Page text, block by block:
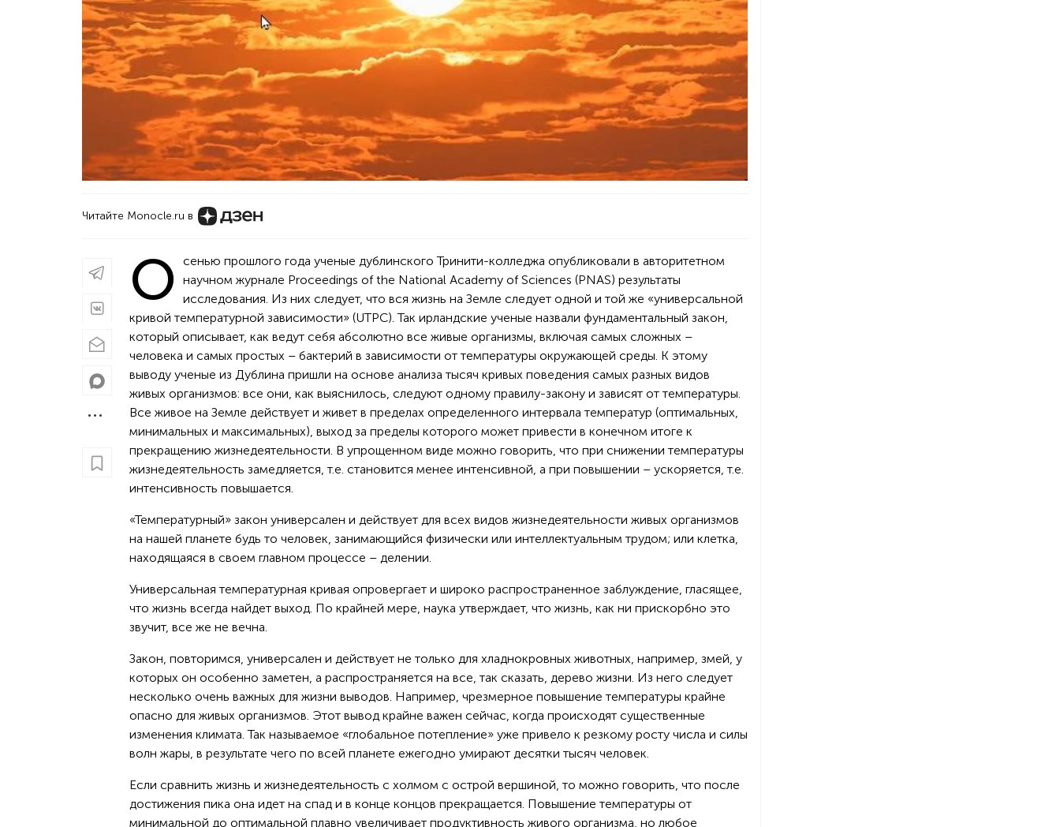
Читайте Monocle.ru в
О
сенью прошлого года ученые дублинского Тринити-колледжа опубликовали в авторитетном
научном журнале Proceedings of the National Academy of Sciences (PNAS) результаты
исследования. Из них следует, что вся жизнь на Земле следует одной и той же «универсальной
кривой температурной зависимости» (UTPC). Так ирландские ученые назвали фундаментальный закон,
который описывает, как ведут себя абсолютно все живые организмы, включая самых сложных –
человека и самых простых – бактерий в зависимости от температуры окружающей среды. К этому
выводу ученые из Дублина пришли на основе анализа тысяч кривых поведения самых разных видов
живых организмов: все они, как выяснилось, следуют одному правилу-закону и зависят от температуры.
Все живое на Земле действует и живет в пределах определенного интервала температур (оптимальных,
минимальных и максимальных), выход за пределы которого может привести в конечном итоге к
прекращению жизнедеятельности. В упрощенном виде можно говорить, что при снижении температуры
жизнедеятельность замедляется, т.е. становится менее интенсивной, а при повышении – ускоряется, т.е.
интенсивность повышается.
«Температурный» закон универсален и действует для всех видов жизнедеятельности живых организмов
на нашей планете будь то человек, занимающийся физически или интеллектуальным трудом; или клетка,
находящаяся в своем главном процессе – делении.
Универсальная температурная кривая опровергает и широко распространенное заблуждение, гласящее,
что жизнь всегда найдет выход. По крайней мере, наука утверждает, что жизнь, как ни прискорбно это
звучит, все же не вечна.
Закон, повторимся, универсален и действует не только для хладнокровных животных, например, змей, у
которых он особенно заметен, а распространяется на все, так сказать, дерево жизни. Из него следует
несколько очень важных для жизни выводов. Например, чрезмерное повышение температуры крайне
опасно для живых организмов. Этот вывод крайне важен сейчас, когда происходят существенные
изменения климата. Так называемое «глобальное потепление» уже привело к резкому росту числа и силы
волн жары, в результате чего по всей планете ежегодно умирают десятки тысяч человек.
Если сравнить жизнь и жизнедеятельность с холмом с острой вершиной, то можно говорить, что после
достижения пика она идет на спад и в конце концов прекращается. Повышение температуры от
минимальной до оптимальной плавно увеличивает продуктивность живого организма, но любое